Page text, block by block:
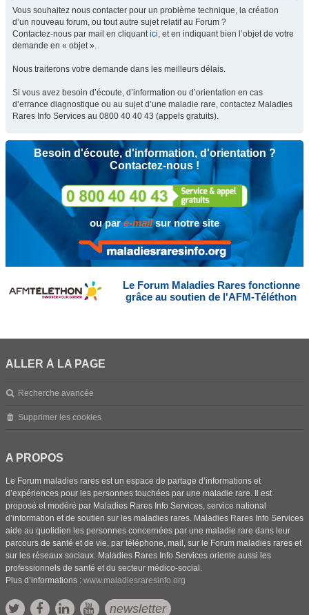
Vous souhaitez nous contacter pour un problème technique, la création
d’un nouveau forum, ou tout autre sujet relatif au Forum ?
Contactez-nous par mail en cliquantici, et en indiquant bien l’objet de votre
demande en « objet ».
Nous traiterons votre demande dans les meilleurs délais.
Si vous avez besoin d’écoute, d’information ou d’orientation en cas
d’errance diagnostique ou au sujet d’une maladie rare, contactez Maladies
Rares Info Services au 0800 40 40 43 (appels gratuits).
Besoin d'écoute, d'information, d'orientation ?
Contactez-nous !
ou pare-mailsur notre site
Le Forum Maladies Rares fonctionne
grâce au soutien de l'AFM-Téléthon
ALLER À LA PAGE
Recherche avancée
Supprimer les cookies
A PROPOS
Le Forum maladies rares est un espace de partage d’informations et
d’expériences pour les personnes touchées par une maladie rare. Il est
proposé et modéré par Maladies Rares Info Services, service national
d’information et de soutien sur les maladies rares. Maladies Rares Info Services
aide au quotidien les personnes concernées par une maladie rare dans leur
parcours de santé et de vie, par téléphone, mail, sur le Forum maladies rares et
sur les réseaux sociaux. Maladies Rares Info Services oriente aussi les
professionnels de santé et du secteur médico-social.
Plus d’informations : www.maladiesraresinfo.org
newsletter